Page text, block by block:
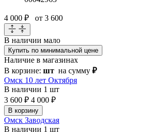
4 000 ₽ от 3 600
В наличии мало
Купить по минимальной цене
Наличие в магазинах
В корзине: шт на сумму ₽
Омск 10 лет Октября
В наличии 1 шт
3 600 ₽ 4 000 ₽
В корзину
Омск Заводская
В наличии 1 шт